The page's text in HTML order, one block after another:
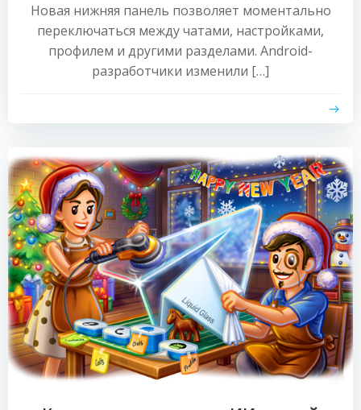
Новая нижняя панель позволяет моментально
переключаться между чатами, настройками,
профилем и другими разделами. Android-
разработчики изменили […]